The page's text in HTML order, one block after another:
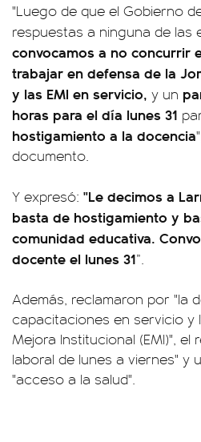
"Luego de que el Gobierno
respuestas a ninguna de las
convocamos a no concurrir
trabajar en defensa de la
y las EMI en servicio, y un
horas para el día lunes 31
hostigamiento a la docencia
documento.
Y expresó: "Le decimos a
basta de hostigamiento y
comunidad educativa.
docente el lunes 31”.
Además, reclamaron por "la
capacitaciones en servicio y
Mejora Institucional (EMI)",
laboral de lunes a viernes" y
"acceso a la salud".